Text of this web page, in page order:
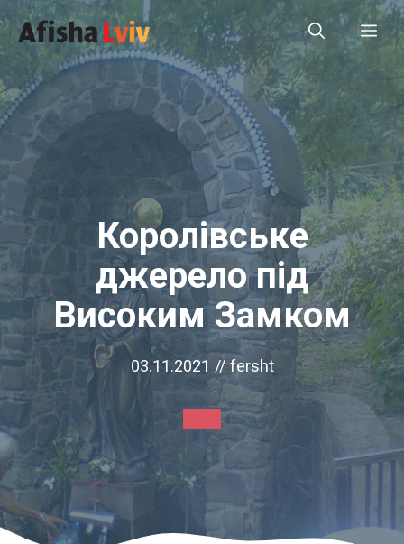
Перейти
до
вмісту
Королівське
джерело під
Високим Замком
03.11.2021 // fersht